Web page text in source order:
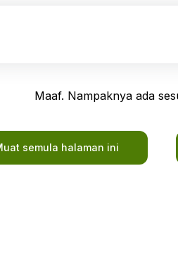
Maaf. Nampaknya ada
semula halaman ini